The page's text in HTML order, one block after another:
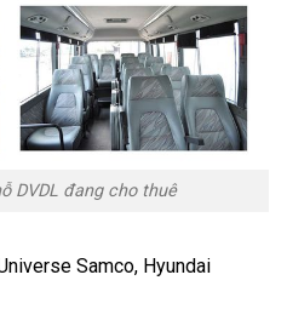
DVDL đang cho thuê
Samco, Hyundai